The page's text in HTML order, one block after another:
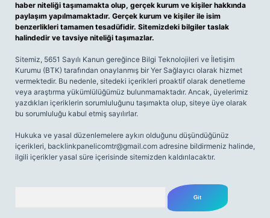
haber niteliği taşımamakta olup, gerçek kurum ve kişiler hakkında
paylaşım yapılmamaktadır. Gerçek kurum ve kişiler ile isim
benzerlikleri tamamen tesadüfidir. Sitemizdeki bilgiler taslak
halindedir ve tavsiye niteliği taşımazlar.
Sitemiz, 5651 Sayılı Kanun gereğince Bilgi Teknolojileri ve İletişim
Kurumu (BTK) tarafından onaylanmış bir Yer Sağlayıcı olarak hizmet
vermektedir. Bu nedenle, sitedeki içerikleri proaktif olarak denetleme
veya araştırma yükümlülüğümüz bulunmamaktadır. Ancak, üyelerimiz
yazdıkları içeriklerin sorumluluğunu taşımakta olup, siteye üye olarak
bu sorumluluğu kabul etmiş sayılırlar.
Hukuka ve yasal düzenlemelere aykırı olduğunu düşündüğünüz
içerikleri, backlinkpanelicomtr@gmail.com adresine bildirmeniz halinde,
ilgili içerikler yasal süre içerisinde sitemizden kaldırılacaktır.